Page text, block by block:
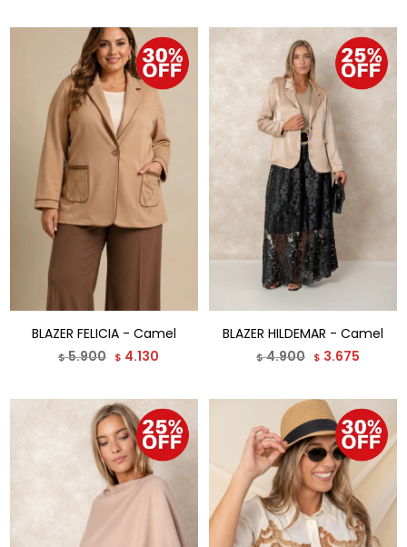
BLAZER FELICIA - Camel
$5.900 $ 4.130
BLAZER HILDEMAR - Camel
$4.900 $ 3.675